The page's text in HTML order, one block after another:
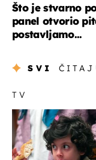
Što je stvarno
panel otvorio
postavljamo...
SVI
TV